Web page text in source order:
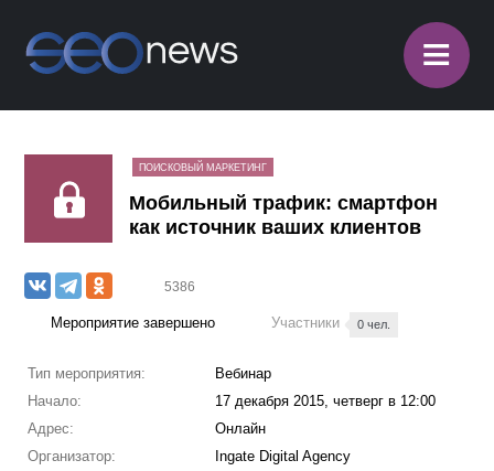
≡
ПОИСКОВЫЙ МАРКЕТИНГ
Мобильный трафик: смартфон
как источник ваших клиентов
5386
Мероприятие завершено Участники 0 чел.
Тип мероприятия:
Вебинар
Начало:
17 декабря 2015, четверг в 12:00
Адрес:
Онлайн
Организатор:
Ingate Digital Agency